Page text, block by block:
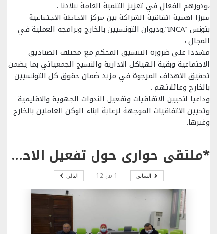
،ودورهم الفعال في تعزيز التنمية العامة ببلادنا .
مبرزا اهمية اتفاقية الشراكة بين مركز الاحاطة الاجتماعية
بتونس “INCA”,وديوان التونسيين بالخارج وبرامجه العملية في
المجال ،
مشددا على ضرورة التنسيق المحكم مع مختلف الصناديق
الاجتماعية وبقية الهياكل الادارية والنسيج الجمعياتي بما يضمن
تحقيق الاهداف المرجوة في مزيد ضمان حقوق كل التونسيين
بالخارج وعائلاتهم .
وداعيا لتحيين الاتفاقيات وتفعيل الندوات الجهوية والاقليمية
وتحيين الاتفاقيات الموجهة لرعاية ابناء الوكن العاملين بالخارج
وغيرها.
*ملتقى حواري حول تفعيل الاحاطة الاجتماعية بالتونسيين بالخارج وضمان حقوقهم.
السابق 1 من12 التالي